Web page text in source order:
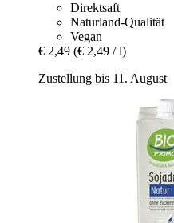
Direktsaft
Naturland-Qualität
Vegan
€ 2,49 (€ 2,49 / l)
Zustellung bis 11. August